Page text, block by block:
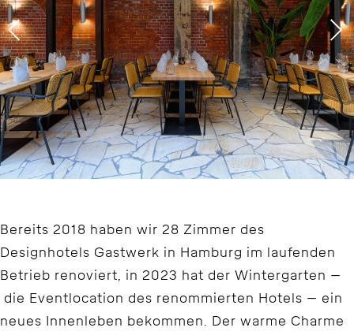
Bereits 2018 haben wir 28 Zimmer des
Designhotels Gastwerk in Hamburg im laufenden
Betrieb renoviert, in 2023 hat der Wintergarten –
die Eventlocation des renommierten Hotels – ein
neues Innenleben bekommen. Der warme Charme